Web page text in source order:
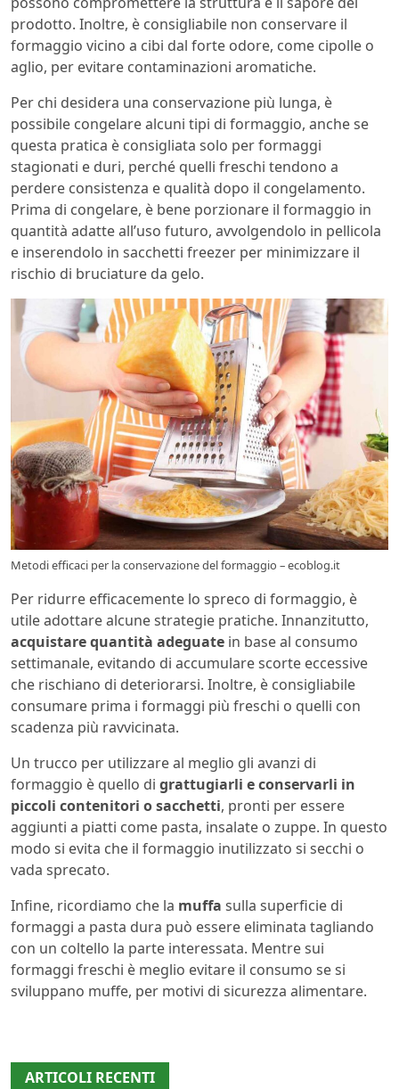
prodotto. Inoltre, è consigliabile non conservare il
formaggio vicino a cibi dal forte odore, come cipolle o
aglio, per evitare contaminazioni aromatiche.
Per chi desidera una conservazione più lunga, è
possibile congelare alcuni tipi di formaggio, anche se
questa pratica è consigliata solo per formaggi
stagionati e duri, perché quelli freschi tendono a
perdere consistenza e qualità dopo il congelamento.
Prima di congelare, è bene porzionare il formaggio in
quantità adatte all’uso futuro, avvolgendolo in pellicola
e inserendolo in sacchetti freezer per minimizzare il
rischio di bruciature da gelo.
Metodi efficaci per la conservazione del formaggio – ecoblog.it
Per ridurre efficacemente lo spreco di formaggio, è
utile adottare alcune strategie pratiche. Innanzitutto,
acquistare quantità adeguate in base al consumo
settimanale, evitando di accumulare scorte eccessive
che rischiano di deteriorarsi. Inoltre, è consigliabile
consumare prima i formaggi più freschi o quelli con
scadenza più ravvicinata.
Un trucco per utilizzare al meglio gli avanzi di
formaggio è quello di grattugiarli e conservarli in
piccoli contenitori o sacchetti, pronti per essere
aggiunti a piatti come pasta, insalate o zuppe. In questo
modo si evita che il formaggio inutilizzato si secchi o
vada sprecato.
Infine, ricordiamo che la muffa sulla superficie di
formaggi a pasta dura può essere eliminata tagliando
con un coltello la parte interessata. Mentre sui
formaggi freschi è meglio evitare il consumo se si
sviluppano muffe, per motivi di sicurezza alimentare.
ARTICOLI RECENTI